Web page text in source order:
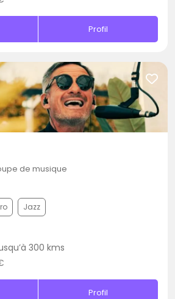
Profil
de musique
Jazz
300 kms
Profil